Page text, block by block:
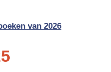
van 2026